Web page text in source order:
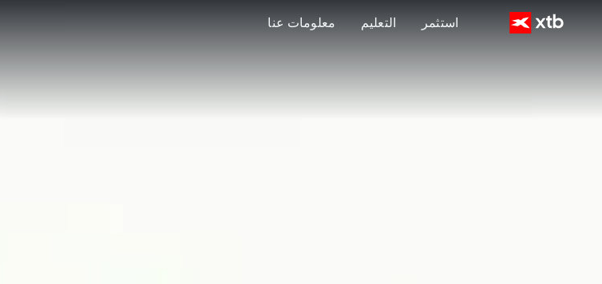
استثمر التعليم معلومات عنا